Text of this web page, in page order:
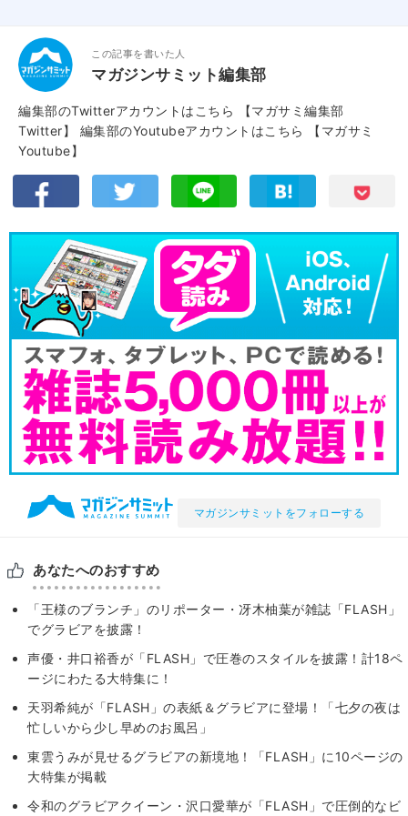
この記事を書いた人
マガジンサミット編集部
編集部のTwitterアカウントはこちら
【マガサミ編集部
Twitter】
編集部のYoutubeアカウントはこちら
【マガサミ
Youtube】
マガジンサミットをフォローする
あなたへのおすすめ
「王様のブランチ」のリポーター・冴木柚葉が雑誌「FLASH」
でグラビアを披露！
声優・井口裕香が「FLASH」で圧巻のスタイルを披露！計18ペ
ージにわたる大特集に！
天羽希純が「FLASH」の表紙＆グラビアに登場！「七夕の夜は
忙しいから少し早めのお風呂」
東雲うみが見せるグラビアの新境地！「FLASH」に10ページの
大特集が掲載
令和のグラビアクイーン・沢口愛華が「FLASH」で圧倒的なビ